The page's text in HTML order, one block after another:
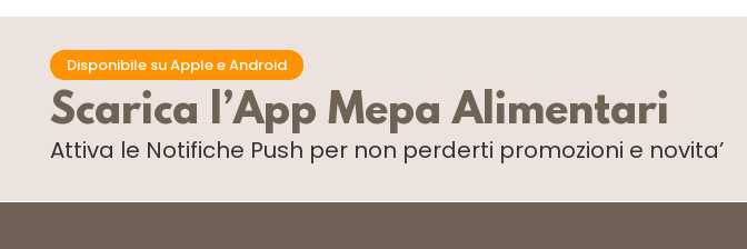
Disponibile su Apple e Android
Scarica l’App Mepa Alimentari
Attiva le Notifiche Push per non perderti promozioni e novita’